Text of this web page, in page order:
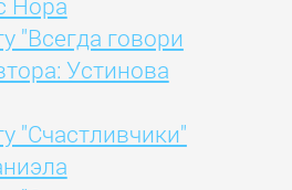
"Всегда говори
Устинова
"Счастливчики"